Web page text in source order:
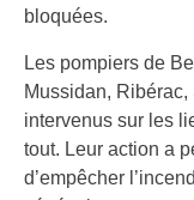
bloquées.
Les pompiers de
Mussidan, Ribérac,
intervenus sur les
tout. Leur action a
d’empêcher